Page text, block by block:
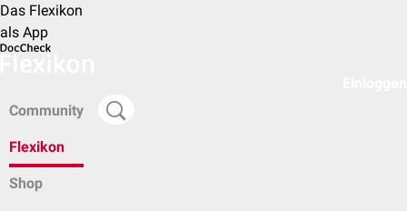
Das Flexikon
als App
Community
Flexikon
Shop